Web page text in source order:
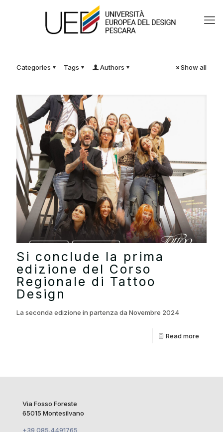
Categories Tags Authors Show all
Si conclude la prima
edizione del Corso
Regionale di Tattoo
Design
La seconda edizione in partenza da Novembre 2024
Read more
Via Fosso Foreste
65015 Montesilvano
+39 085.4491765